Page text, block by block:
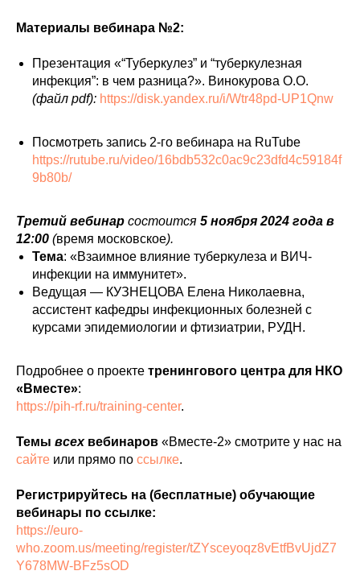
Материалы вебинара №2:
Презентация «“Туберкулез” и “туберкулезная
инфекция”: в чем разница?». Винокурова О.О.
(файл pdf): https://disk.yandex.ru/i/Wtr48pd-UP1Qnw
Посмотреть запись 2-го вебинара на RuTube
https://rutube.ru/video/16bdb532c0ac9c23dfd4c59184f
9b80b/
Третий вебинар состоится 5 ноября 2024 года в
12:00 (время московское).
Тема: «Взаимное влияние туберкулеза и ВИЧ-
инфекции на иммунитет».
Ведущая — КУЗНЕЦОВА Елена Николаевна,
ассистент кафедры инфекционных болезней с
курсами эпидемиологии и фтизиатрии, РУДН.
Подробнее о проекте тренингового центра для НКО
«Вместе»:
https://pih-rf.ru/training-center.
Темы всехвебинаров «Вместе-2» смотрите у нас на
сайте или прямо по ссылке.
Регистрируйтесь на (бесплатные) обучающие
вебинары по ссылке:
https://euro-
who.zoom.us/meeting/register/tZYsceyoqz8vEtfBvUjdZ7
Y678MW-BFz5sOD